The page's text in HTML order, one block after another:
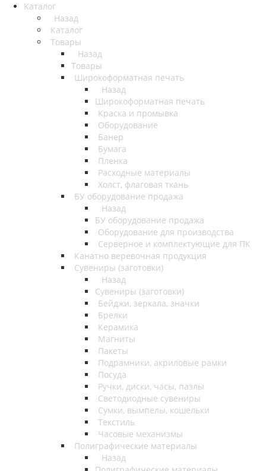
Каталог
Назад
Каталог
Товары
Назад
Товары
Широкоформатная печать
Назад
Широкоформатная печать
Краска и промывка
Оборудование
Банер
Бумага
Пленка
Расходные материалы
Холст, флаговая ткань
БУ оборудование продажа
Назад
БУ оборудование продажа
Оборудование для производства
Серверное и комплектующие для ПК
Канатно веревочная продукция
Сувениры (заготовки)
Назад
Сувениры (заготовки)
Бейджи, зеркала, значки
Брелки
Керамика
Магниты
Пакеты
Подрамники, акриловые рамки
Посуда
Ручки, диски, часы, пазлы
Светодиодные сувениры
Сумки, вымпелы, кошельки
Текстиль
Часовые механизмы
Полиграфические материалы
Назад